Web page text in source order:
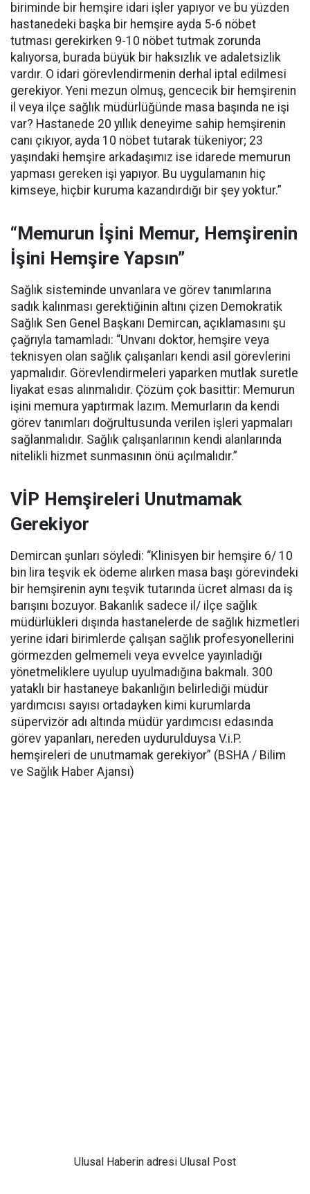
biriminde bir hemşire idari işler yapıyor ve bu yüzden
hastanedeki başka bir hemşire ayda 5-6 nöbet
tutması gerekirken 9-10 nöbet tutmak zorunda
kalıyorsa, burada büyük bir haksızlık ve adaletsizlik
vardır. O idari görevlendirmenin derhal iptal edilmesi
gerekiyor. Yeni mezun olmuş, gencecik bir hemşirenin
il veya ilçe sağlık müdürlüğünde masa başında ne işi
var? Hastanede 20 yıllık deneyime sahip hemşirenin
canı çıkıyor, ayda 10 nöbet tutarak tükeniyor; 23
yaşındaki hemşire arkadaşımız ise idarede memurun
yapması gereken işi yapıyor. Bu uygulamanın hiç
kimseye, hiçbir kuruma kazandırdığı bir şey yoktur.”
“Memurun İşini Memur, Hemşirenin
İşini Hemşire Yapsın”
Sağlık sisteminde unvanlara ve görev tanımlarına
sadık kalınması gerektiğinin altını çizen Demokratik
Sağlık Sen Genel Başkanı Demircan, açıklamasını şu
çağrıyla tamamladı: “Unvanı doktor, hemşire veya
teknisyen olan sağlık çalışanları kendi asil görevlerini
yapmalıdır. Görevlendirmeleri yaparken mutlak suretle
liyakat esas alınmalıdır. Çözüm çok basittir: Memurun
işini memura yaptırmak lazım. Memurların da kendi
görev tanımları doğrultusunda verilen işleri yapmaları
sağlanmalıdır. Sağlık çalışanlarının kendi alanlarında
nitelikli hizmet sunmasının önü açılmalıdır.”
VİP Hemşireleri Unutmamak
Gerekiyor
Demircan şunları söyledi: “Klinisyen bir hemşire 6/ 10
bin lira teşvik ek ödeme alırken masa başı görevindeki
bir hemşirenin aynı teşvik tutarında ücret alması da iş
barışını bozuyor. Bakanlık sadece il/ ilçe sağlık
müdürlükleri dışında hastanelerde de sağlık hizmetleri
yerine idari birimlerde çalışan sağlık profesyonellerini
görmezden gelmemeli veya evvelce yayınladığı
yönetmeliklere uyulup uyulmadığına bakmalı. 300
yataklı bir hastaneye bakanlığın belirlediği müdür
yardımcısı sayısı ortadayken kimi kurumlarda
süpervizör adı altında müdür yardımcısı edasında
görev yapanları, nereden uydurulduysa V.i.P.
hemşireleri de unutmamak gerekiyor” (BSHA / Bilim
ve Sağlık Haber Ajansı)
Ulusal Haberin adresi Ulusal Post